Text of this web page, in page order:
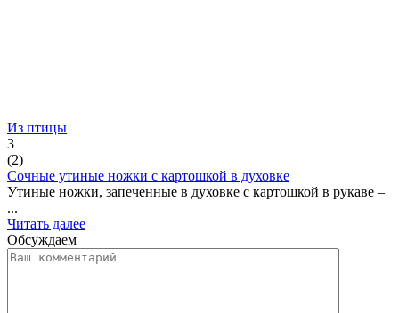
Из птицы
3
(2)
Сочные утиные ножки с картошкой в духовке
Утиные ножки, запеченные в духовке с картошкой в рукаве –
...
Читать далее
Обсуждаем